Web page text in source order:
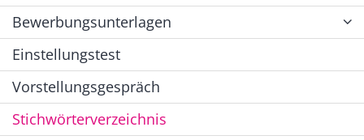
Bewerbungsunterlagen
Einstellungstest
Vorstellungsgespräch
Stichwörterverzeichnis